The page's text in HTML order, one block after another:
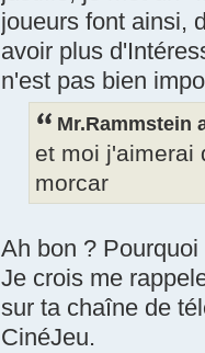
joueurs font ainsi,
avoir plus
n'est pas bien
Mr.Rammstein
et moi j'aimerai
morcar
Ah bon ? Pourquoi
Je crois me
sur ta chaîne de
CinéJeu.